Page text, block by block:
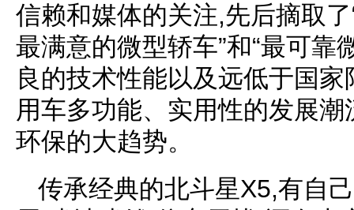
信赖和媒体的关注,先后摘取
最满意的微型轿车”和“最可靠
良的技术性能以及远低于国
用车多功能、实用性的发展
环保的大趋势。
传承经典的北斗星X5,有自